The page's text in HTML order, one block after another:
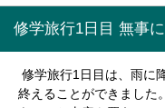
修学旅行1日目 無事
修学旅行1日目は、雨に
終えることができました